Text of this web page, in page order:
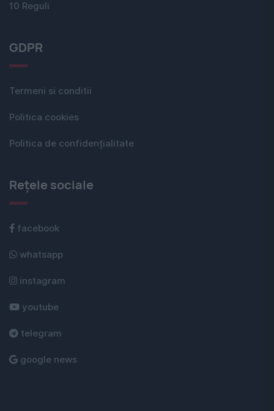
10 Reguli
GDPR
Termeni si conditii
Politica cookies
Politica de confidențialitate
Rețele sociale
facebook
whatsapp
instagram
youtube
telegram
google news